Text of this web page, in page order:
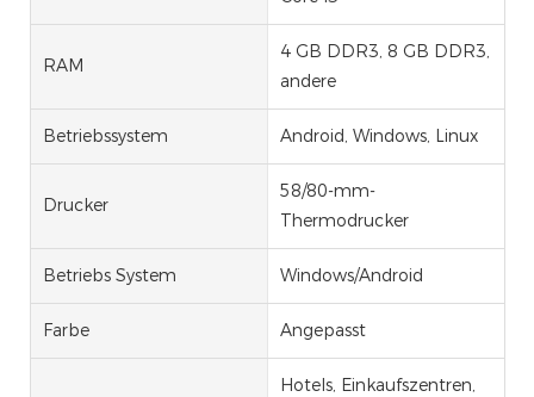
RAM
4 GB DDR3, 8 GB DDR3,
andere
Betriebssystem Android, Windows, Linux
Drucker
58/80-mm-
Thermodrucker
Betriebs System Windows/Android
Farbe Angepasst
Hotels, Einkaufszentren,